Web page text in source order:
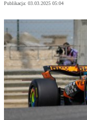
Publikacja: 03.03.2025 05:04